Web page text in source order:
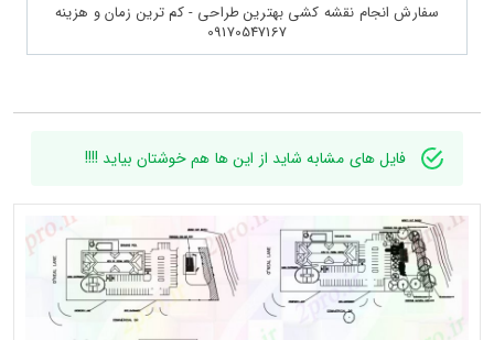
سفارش انجام نقشه کشی بهترین طراحی - کم ترین زمان و هزینه
09170547167
فایل های مشابه شاید از این ها هم خوشتان بیاید !!!!